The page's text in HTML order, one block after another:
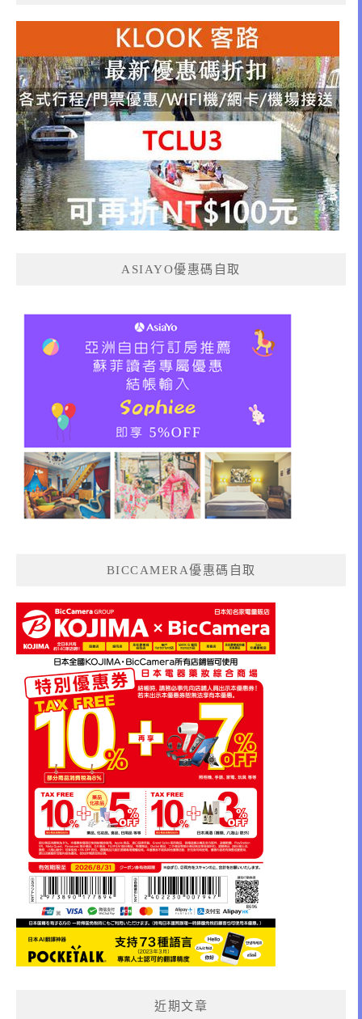
ASIAYO優惠碼自取
BICCAMERA優惠碼自取
近期文章